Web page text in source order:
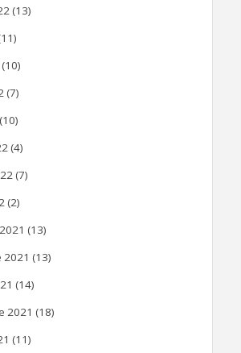
(13)
(10)
(7)
(10)
(4)
(7)
(2)
(13)
(13)
(14)
2021 (18)
(11)